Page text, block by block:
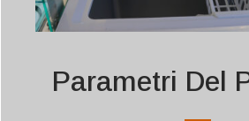
Parametri Del